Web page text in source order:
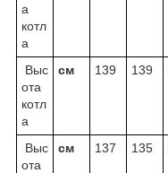
а
котл
а
Выс
ота
котл
а
cм 139 139
Выс
ота
cм 137 135